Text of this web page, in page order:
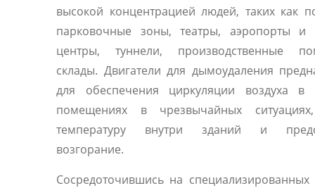
высокой концентрацией людей, таких как
парковочные зоны, театры, аэропорты и
центры, туннели, производственные
склады. Двигатели для дымоудаления
для обеспечения циркуляции воздуха в
помещениях в чрезвычайных
температуру внутри зданий и
возгорание.
Сосредоточившись на специализированных